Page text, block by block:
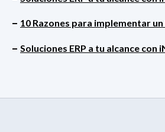
– 10 Razones para implementar un
– Soluciones ERP a tu alcance con